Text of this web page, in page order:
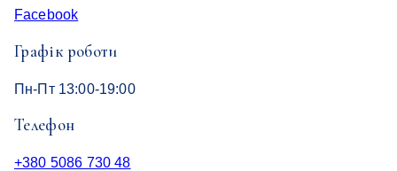
Facebook
Графік роботи
Пн-Пт 13:00-19:00
Телефон
+380 5086 730 48